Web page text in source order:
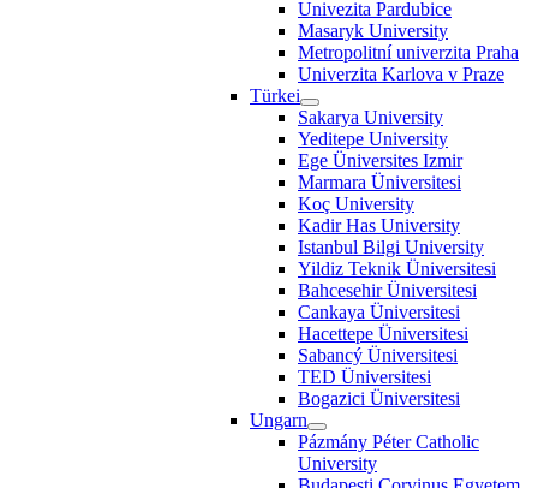
Univezita Pardubice
Masaryk University
Metropolitní univerzita Praha
Univerzita Karlova v Praze
Türkei
Sakarya University
Yeditepe University
Ege Üniversites Izmir
Marmara Üniversitesi
Koç University
Kadir Has University
Istanbul Bilgi University
Yildiz Teknik Üniversitesi
Bahcesehir Üniversitesi
Cankaya Üniversitesi
Hacettepe Üniversitesi
Sabancý Üniversitesi
TED Üniversitesi
Bogazici Üniversitesi
Ungarn
Pázmány Péter Catholic
University